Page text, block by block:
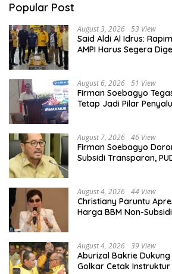
Popular Post
August 3, 2026 53 View
Said Aldi Al Idrus:
AMPI Harus Segera
August 6, 2026 51 View
Firman Soebagyo
Tetap Jadi Pilar
August 7, 2026 46 View
Firman Soebagyo
Subsidi Transparan,
August 4, 2026 44 View
Christiany Paruntu
Harga BBM Non-
August 4, 2026 39 View
Aburizal Bakrie
Golkar Cetak